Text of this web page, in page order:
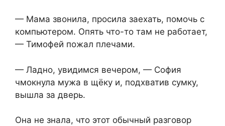
— Мама звонила, просила заехать, помочь с
компьютером. Опять что-то там не работает,
— Тимофей пожал плечами.
— Ладно, увидимся вечером, — София
чмокнула мужа в щёку и, подхватив сумку,
вышла за дверь.
Она не знала, что этот обычный разговор